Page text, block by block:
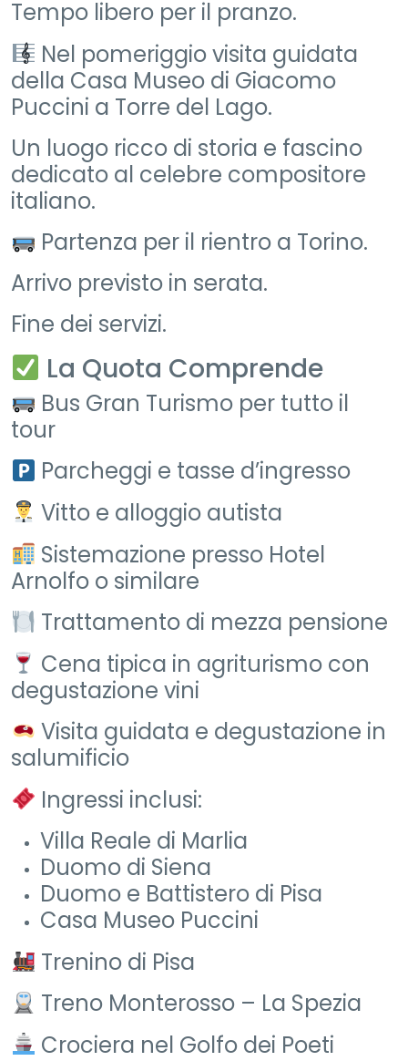
Tempo libero per il pranzo.
Nel pomeriggio visita guidata
della Casa Museo di Giacomo
Puccini a Torre del Lago.
Un luogo ricco di storia e fascino
dedicato al celebre compositore
italiano.
Partenza per il rientro a Torino.
Arrivo previsto in serata.
Fine dei servizi.
La Quota Comprende
Bus Gran Turismo per tutto il
tour
Parcheggi e tasse d’ingresso
Vitto e alloggio autista
Sistemazione presso Hotel
Arnolfo o similare
Trattamento di mezza pensione
Cena tipica in agriturismo con
degustazione vini
Visita guidata e degustazione in
salumificio
Ingressi inclusi:
Villa Reale di Marlia
Duomo di Siena
Duomo e Battistero di Pisa
Casa Museo Puccini
Trenino di Pisa
Treno Monterosso – La Spezia
Crociera nel Golfo dei Poeti